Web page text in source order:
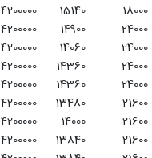
4200000 15140 18000
4200000 14900 24000
4200000 14060 24000
4200000 14360 24000
4200000 14360 24000
4200000 13480 21600
4200000 14000 21600
4200000 13840 21600